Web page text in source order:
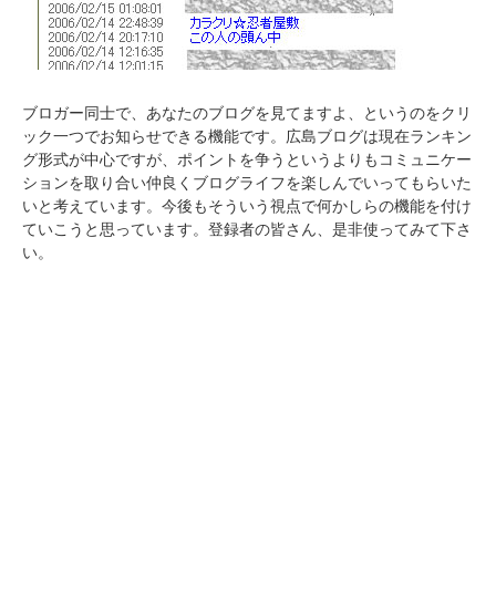
ブロガー同士で、あなたのブログを見てますよ、というのをクリ
ック一つでお知らせできる機能です。広島ブログは現在ランキン
グ形式が中心ですが、ポイントを争うというよりもコミュニケー
ションを取り合い仲良くブログライフを楽しんでいってもらいた
いと考えています。今後もそういう視点で何かしらの機能を付け
ていこうと思っています。登録者の皆さん、是非使ってみて下さ
い。